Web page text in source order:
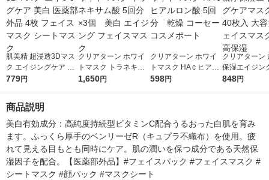
肌美精 超浸透3Dマス
ク エイジングケア 美
白 医薬部外品 4枚 フ
779円
クリアターン ホワイ
トマスク トラネキサ
ム酸 5回分×3個 美白
1,650円
クリアターン ホワイ
トマスク HA c ヒアル
ロン酸 5回分 乾燥
598円
クリアターン
保湿エイジン
スクEX 40枚
848円
商品説明
美白有効成分：高純度持続型ビタミンC配合うるおった白肌を育み
ます。ふっくら厚手のベンリーゼR（キュプラ不織布）を使用。疲
れて見える目もとも同時にケア。肌の潤いを保つ成分である天然保
湿因子を配合。【医薬部外品】#フェイスパック #フェイスマスク #
シートマスク #顔パック #マスクシート